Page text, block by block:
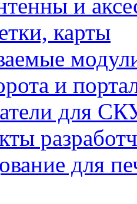
и
карты
и
для
для